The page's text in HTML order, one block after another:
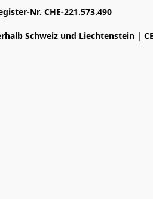
Nr. CHE-221.573.490
Schweiz und Liechtenstein |